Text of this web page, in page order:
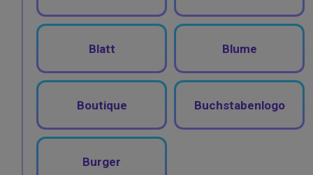
Blatt Blume
Boutique Buchstabenlogo
Burger